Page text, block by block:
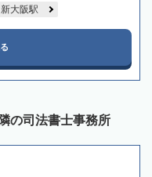
新大阪駅
の司法書士事務所